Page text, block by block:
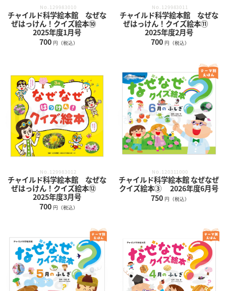
No.129983010
チャイルド科学絵本館 なぜな
ぜはっけん！クイズ絵本⑩
2025年度1月号
700 円（税込）
No.129983011
チャイルド科学絵本館 なぜな
ぜはっけん！クイズ絵本⑪
2025年度2月号
700 円（税込）
No.129983012
チャイルド科学絵本館 なぜな
ぜはっけん！クイズ絵本⑫
2025年度3月号
700 円（税込）
No.120311000
チャイルド科学絵本館 なぜなぜ
クイズ絵本③ 2026年度6月号
750 円（税込）